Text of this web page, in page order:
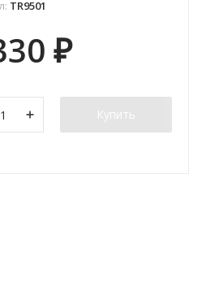
TR9501
₽
Купить